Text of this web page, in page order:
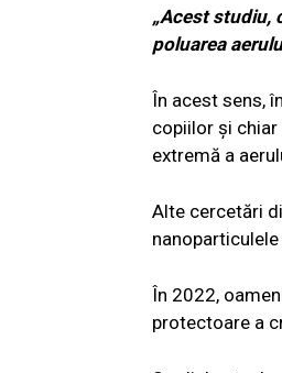
„Acest studiu,
poluarea
În acest sens,
copiilor și chiar
extremă a
Alte cercetări
În 2022,
protectoare a